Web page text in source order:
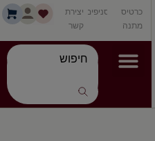
כרטיס
מתנה
סניפים יצירת
קשר